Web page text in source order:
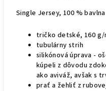
Single Jersey, 100 % bavlna
tričko detské, 160 g/
tubulárny strih
silikónová úprava -
kúpeli z dôvodu
ako aviváž, avšak s
prať a žehliť z